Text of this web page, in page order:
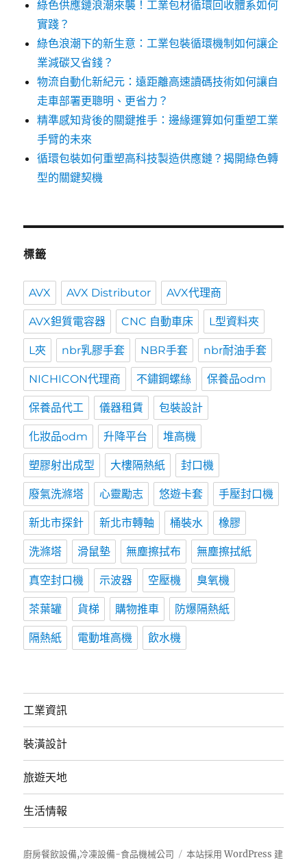
綠色供應鏈浪潮來襲！工業包材循環回收體系如何
實踐？
綠色浪潮下的新生意：工業包裝循環機制如何讓企
業減碳又省錢？
物流自動化新紀元：遠距離高速讀碼技術如何讓自
走車部署更聰明、更省力？
精準感知背後的關鍵推手：邊緣運算如何重塑工業
手臂的未來
循環包裝如何重塑高科技製造供應鏈？揭開綠色轉
型的關鍵契機
標籤
AVX AVX Distributor AVX代理商
AVX鉭質電容器 CNC 自動車床 L型資料夾
L夾 nbr乳膠手套 NBR手套 nbr耐油手套
NICHICON代理商 不鏽鋼螺絲 保養品odm
保養品代工 儀器租賃 包裝設計
化妝品odm 升降平台 堆高機
塑膠射出成型 大樓隔熱紙 封口機
廢氣洗滌塔 心靈勵志 悠遊卡套 手壓封口機
新北市探針 新北市轉軸 桶裝水 橡膠
洗滌塔 滑鼠墊 無塵擦拭布 無塵擦拭紙
真空封口機 示波器 空壓機 臭氧機
茶葉罐 貨梯 購物推車 防爆隔熱紙
隔熱紙 電動堆高機 飲水機
工業資訊
裝潢設計
旅遊天地
生活情報
廚房餐飲設備,冷凍設備-食品機械公司 本站採用 WordPress 建